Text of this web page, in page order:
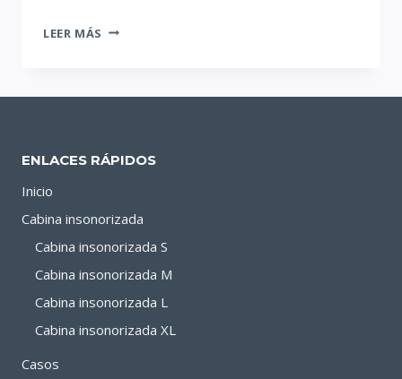
LEER MÁS COMPRENDER
PRECIOS
CABINA
ENLACES RÁPIDOS
Inicio
Cabina insonorizada
Cabina insonorizada S
Cabina insonorizada M
Cabina insonorizada L
Cabina insonorizada XL
Casos